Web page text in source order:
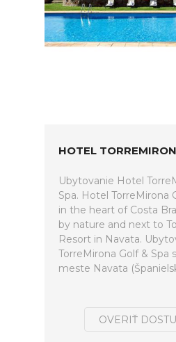
HOTEL
Ubytovanie Hotel
Spa. Hotel TorreMirona
in the heart of Costa
by nature and next to
Resort in Navata.
TorreMirona Golf & Spa
meste Navata
OVERIŤ